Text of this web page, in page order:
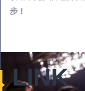
步！
LINK